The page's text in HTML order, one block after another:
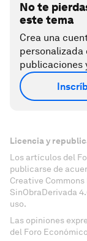
No te
este tema
Crea una
publicaciones
Licencia y
Los artículos del
publicarse de
Creative
SinObraDerivada
uso.
Las opiniones
del Foro